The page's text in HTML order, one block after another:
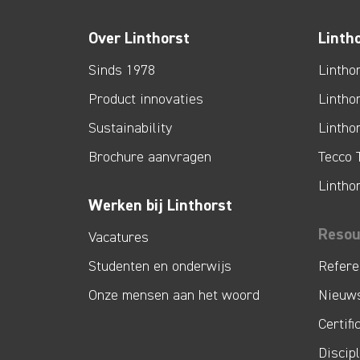
Over Linthorst
Sinds 1978
Product innovaties
Sustainability
Brochure aanvragen
Werken bij Linthorst
Vacatures
Studenten en onderwijs
Onze mensen aan het woord
Tecco